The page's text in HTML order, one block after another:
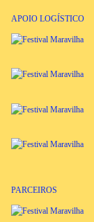
APOIO LOGÍSTICO
PARCEIROS